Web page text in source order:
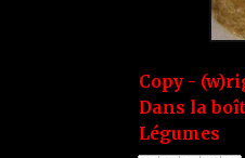
Copy -
Dans la
Légumes